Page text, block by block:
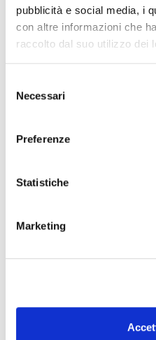
pubblicità e social media, i
con altre informazioni che
raccolto dal suo utilizzo dei
delNecessari
Preferenze
Statistiche
Marketing